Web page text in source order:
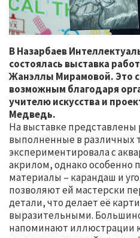
В Назарбаев
состоялась выставка
Жанэллы Мирамовой. Это
возможным благодаря
учителю искусства и
Медведь.
На выставке
выполненные в различных
экспериментировала с
акрилом, однако особенно
материалы – карандаш и
позволяют ей мастерски
детали, что делает её
выразительными.
напоминают иллюстрации